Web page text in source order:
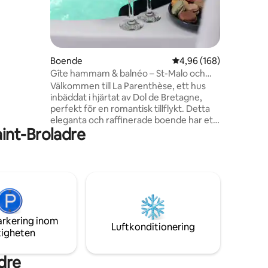
Boende 4,96 av 5 i
4,96 (168)
Gîte hammam & balnéo – St-Malo och
Mont St Michel
Välkommen till La Parenthèse, ett hus
inbäddat i hjärtat av Dol de Bretagne,
perfekt för en romantisk tillflykt. Detta
eleganta och raffinerade boende har ett
bekvämt sovrum, ett fullt utrustat kök
och ett privat badrum. Med sina
välbefinnande. Huset ligger 30 minuter
från Saint Malo, 30 minuter från Mont St
Michel och 45 minuter från Rennes.
Broladre
inom
Luftkonditionering